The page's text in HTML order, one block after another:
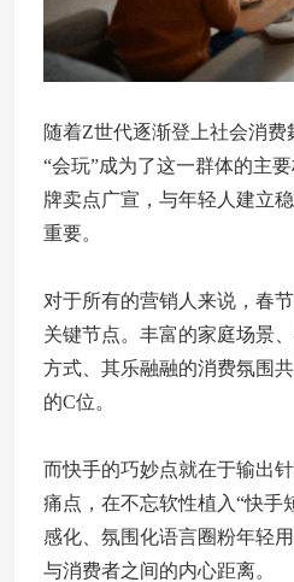
随着Z世代逐渐登上社会消费
“会玩”成为了这一群体的主
牌卖点广宣，与年轻人建立
重要。
对于所有的营销人来说，春
关键节点。丰富的家庭场景
方式、其乐融融的消费氛围
的C位。
而快手的巧妙点就在于输出
痛点，在不忘软性植入“快手
感化、氛围化语言圈粉年轻
与消费者之间的内心距离。